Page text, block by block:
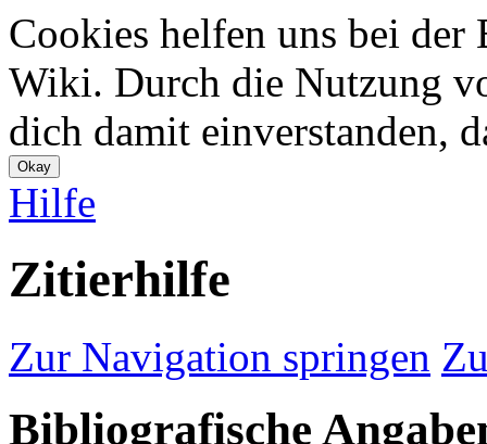
Cookies helfen uns bei
Wiki. Durch die Nutzung
dich damit einverstanden,
Hilfe
Zitierhilfe
Zur Navigation springen
Bibliografische